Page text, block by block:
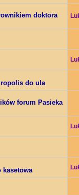
doktora
do ula
forum Pasieka
kasetowa